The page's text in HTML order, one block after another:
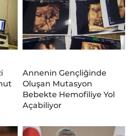
Annenin Gençliğinde
Oluşan Mutasyon
Bebekte Hemofiliye Yol
Açabiliyor